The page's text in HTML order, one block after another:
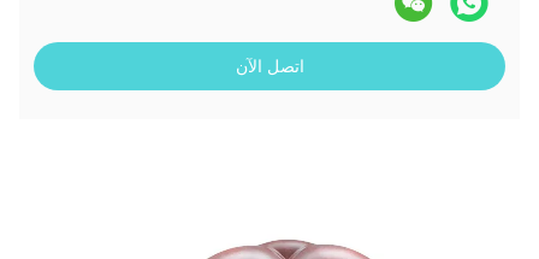
اتصل الآن